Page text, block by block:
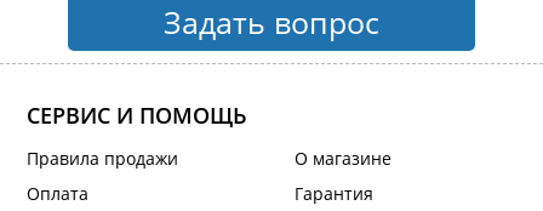
Задать вопрос
СЕРВИС И ПОМОЩЬ
Правила продажи
Оплата
О магазине
Гарантия